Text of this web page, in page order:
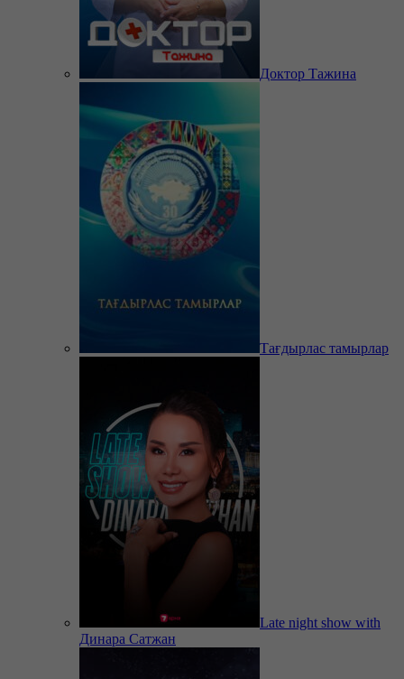
Доктор Тажина
Тағдырлас тамырлар
Late night show with
Динара Сатжан